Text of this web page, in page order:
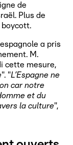
de
Plus de
a pris
M.
cette mesure,
". "L’Espagne ne
car notre
et du
la culture",